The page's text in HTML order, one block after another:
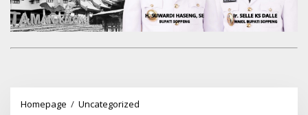
Homepage / Uncategorized